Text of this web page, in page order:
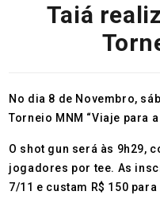
Taiá
No dia 8 de Novembro,
Torneio MNM “Viaje para
O shot gun será às 9h29,
jogadores por tee. As
7/11 e custam R$ 150